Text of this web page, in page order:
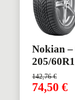
Nokian –
205/
142,76€
74,50 €